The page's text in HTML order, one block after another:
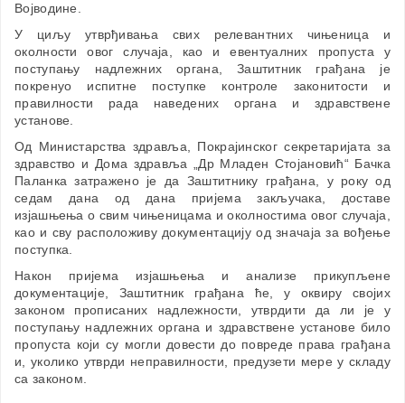
Војводине.
У циљу утврђивања свих релевантних чињеница и
околности овог случаја, као и евентуалних пропуста у
поступању надлежних органа, Заштитник грађана је
покренуо испитне поступке контроле законитости и
правилности рада наведених органа и здравствене
установе.
Од Министарства здравља, Покрајинског секретаријата за
здравство и Дома здравља „Др Младен Стојановић“ Бачка
Паланка затражено је да Заштитнику грађана, у року од
седам дана од дана пријема закључака, доставе
изјашњења о свим чињеницама и околностима овог случаја,
као и сву расположиву документацију од значаја за вођење
поступка.
Након пријема изјашњења и анализе прикупљене
документације, Заштитник грађана ће, у оквиру својих
законом прописаних надлежности, утврдити да ли је у
поступању надлежних органа и здравствене установе било
пропуста који су могли довести до повреде права грађана
и, уколико утврди неправилности, предузети мере у складу
са законом.